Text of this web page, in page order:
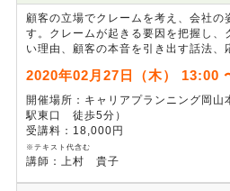
顧客の立場でクレームを考え、会社の
す。クレームが起きる要因を把握し、
い理由、顧客の本音を引き出す話法、
意識を持っている方、クレーム応対の
です。
2020年02月27日（木） 13:00
開催場所：キャリアプランニング岡
駅東口 徒歩5分）
受講料：18,000円
※テキスト代含む
講師：上村 貴子